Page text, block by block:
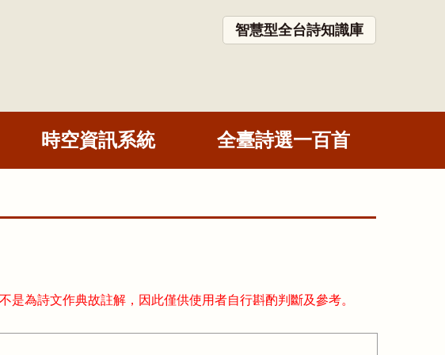
智慧型全台詩知識庫
時空資訊系統 全臺詩選一百首
為詩文作典故註解，因此僅供使用者自行斟酌判斷及參考。